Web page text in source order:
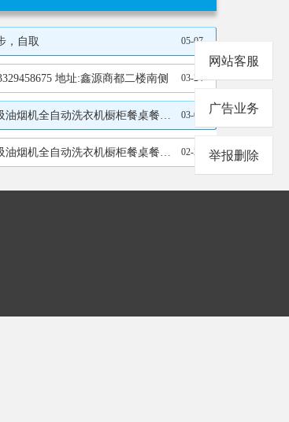
，自取 05-07
地址:鑫源商都二楼南侧 03-24
橱柜餐桌餐椅联系电16622503655 03-02
橱柜餐桌餐椅联系电16622503655 02-23
网站客服
广告业务
举报删除